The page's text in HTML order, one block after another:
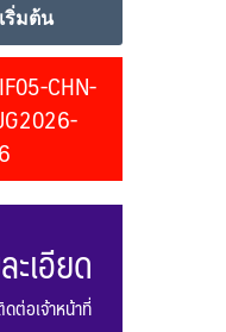
ริ่มต้น
CHN-
เอียด
ต่อเจ้าหน้าที่